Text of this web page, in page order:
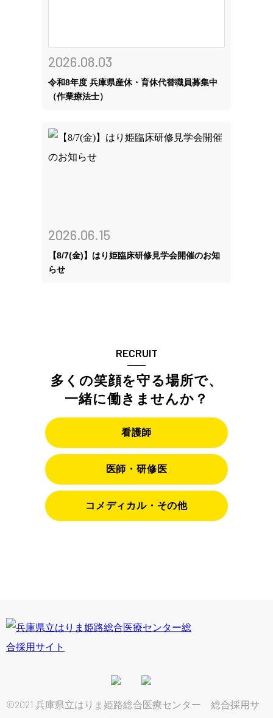
2026.08.03
令和8年度 兵庫県産休・育休代替職員募集中
（作業療法士）
2026.06.15
【8/7(金)】はり姫臨床研修見学会開催のお知
らせ
RECRUIT
多くの笑顔を守る場所で、
一緒に働きませんか？
看護師
医師・研修医
コメディカル・その他
©2021 兵庫県立はりま姫路総合医療センター 総合採用サ